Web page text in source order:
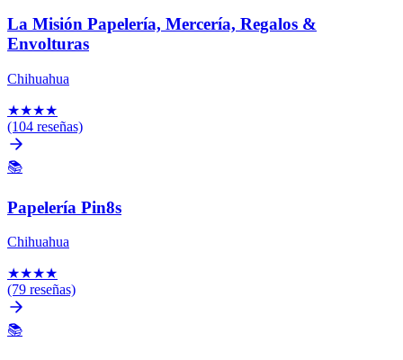
La Misión Papelería, Mercería, Regalos &
Envolturas
Chihuahua
★★★★
(104 reseñas)
📚
Papelería Pin8s
Chihuahua
★★★★
(79 reseñas)
📚